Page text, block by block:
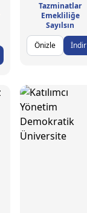
Tazminatlar
Emekliliğe
Sayılsın
Önizle
İndir